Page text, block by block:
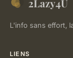
2Lazy4U
L'info sans effort,
LIENS